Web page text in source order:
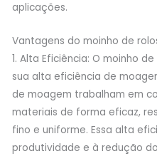
aplicações.
Vantagens do moinho de
1. Alta Eficiência: O moinho
sua alta eficiência de
de moagem trabalham em
materiais de forma eficaz,
fino e uniforme. Essa alta
produtividade e à redução